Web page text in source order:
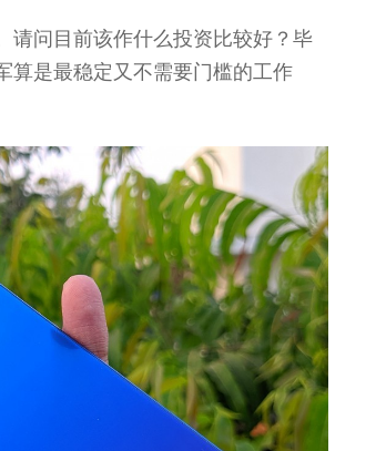
请问目前该作什么投资比较好？毕
算是最稳定又不需要门槛的工作